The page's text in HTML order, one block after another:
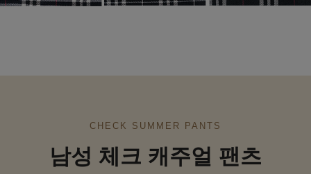
CHECK SUMMER PANTS
남성 체크 캐주얼 팬츠